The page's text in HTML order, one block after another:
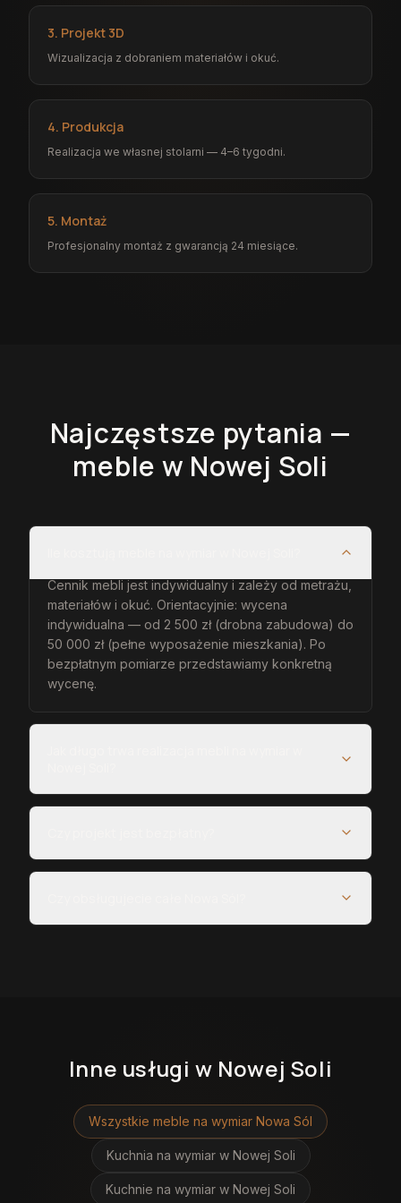
3. Projekt 3D
Wizualizacja z dobraniem materiałów i okuć.
4. Produkcja
Realizacja we własnej stolarni — 4–6 tygodni.
5. Montaż
Profesjonalny montaż z gwarancją 24 miesiące.
Najczęstsze pytania —
meble w Nowej Soli
Cennik mebli jest indywidualny i zależy od metrażu,
materiałów i okuć. Orientacyjnie: wycena
indywidualna — od 2 500 zł (drobna zabudowa) do
50 000 zł (pełne wyposażenie mieszkania). Po
bezpłatnym pomiarze przedstawiamy konkretną
wycenę.
Inne usługi w Nowej Soli
Wszystkie meble na wymiar Nowa Sól
Kuchnia na wymiar w Nowej Soli
Kuchnie na wymiar w Nowej Soli